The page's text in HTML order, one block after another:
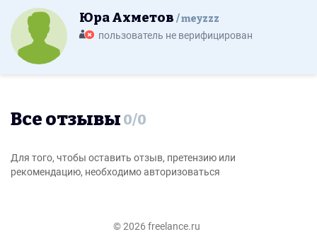
Юра Ахметов meyzzz
пользователь не верифицирован
Все отзывы 0/0
Для того, чтобы оставить отзыв, претензию или
рекомендацию, необходимо авторизоваться
© 2026 freelance.ru